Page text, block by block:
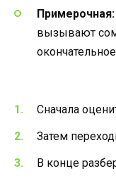
Примерочная:
вызывают
Сначала
Затем
В конце